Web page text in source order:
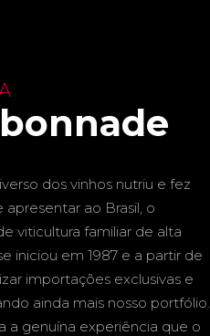
dos vinhos nutriu e fez
ao Brasil, o
viticultura familiar de alta
iniciou em 1987 e a partir de
importações exclusivas e
ainda mais nosso portfólio.
a genuína experiência que o